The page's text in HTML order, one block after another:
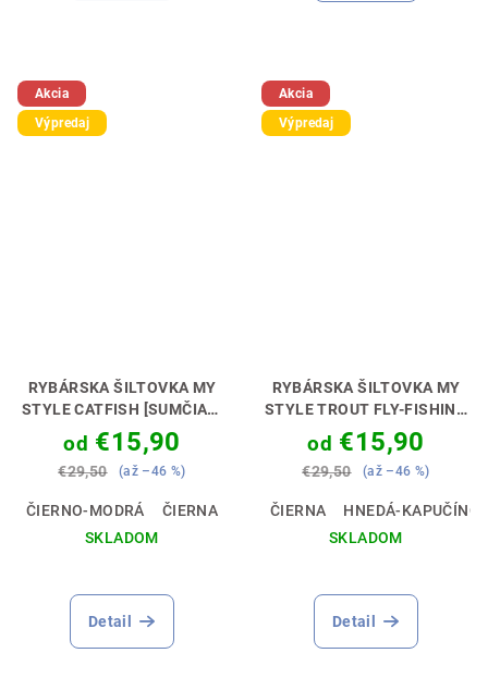
Akcia
Výpredaj
RYBÁRSKA ŠILTOVKA MY
STYLE CATFISH [SUMČIAR]
ŠTÝL, KTORÝ CHYTÍ 🎣🧢
od €15,90
€29,50 (až –46 %)
ČIERNO-MODRÁ
ČIERNA
SKLADOM
Detail
Akcia
Výpredaj
RYBÁRSKA ŠILTOVKA MY
STYLE TROUT FLY-FISHING
[MUŠKÁR] ŠTÝL, KTORÝ
CHYTÍ 🎣🧢
od €15,90
€29,50 (až –46 %)
ČIERNA
HNEDÁ-KAPUČÍNO
SKLADOM
Detail